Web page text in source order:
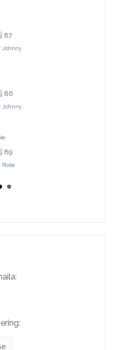
87
Johnny
86
Johnny
89
Rolle